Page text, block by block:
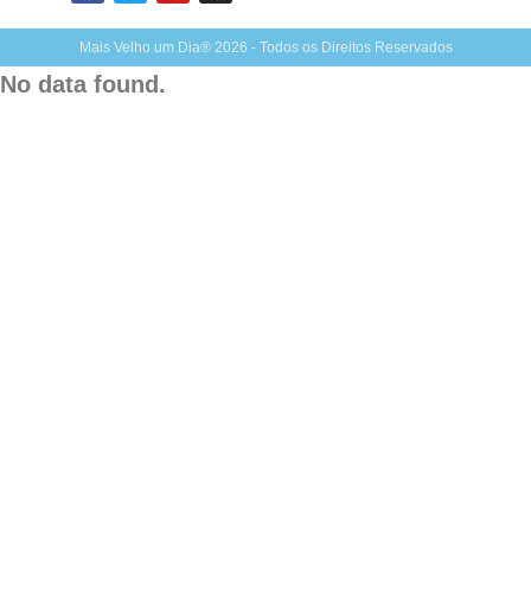
Mais Velho um Dia® 2026 - Todos os Direitos Reservados
No data found.